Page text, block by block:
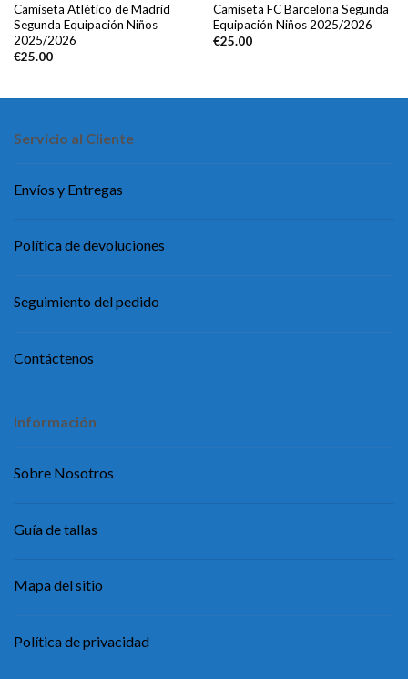
Camiseta Atlético de Madrid
Segunda Equipación Niños
2025/2026
€25.00
Camiseta FC Barcelona Segunda
Equipación Niños 2025/2026
€25.00
Servicio al Cliente
Envíos y Entregas
Política de devoluciones
Seguimiento del pedido
Contáctenos
Información
Sobre Nosotros
Guía de tallas
Mapa del sitio
Política de privacidad